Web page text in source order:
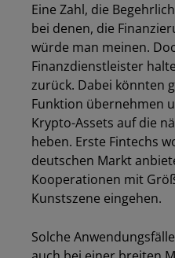
Eine Zahl, die
bei denen, die
würde man meinen.
Finanzdienstleister
zurück. Dabei könnten
Funktion übernehmen
Krypto-Assets auf die
heben. Erste Fintechs
deutschen Markt
Kooperationen mit
Kunstszene eingehen.
Solche